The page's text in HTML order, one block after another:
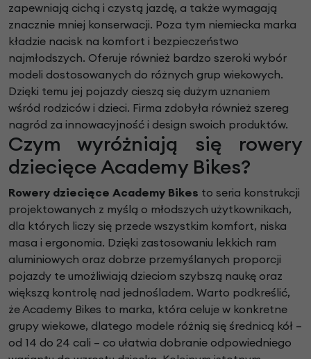
zapewniają cichą i czystą jazdę, a także wymagają
znacznie mniej konserwacji. Poza tym niemiecka marka
kładzie nacisk na komfort i bezpieczeństwo
najmłodszych. Oferuje również bardzo szeroki wybór
modeli dostosowanych do różnych grup wiekowych.
Dzięki temu jej pojazdy cieszą się dużym uznaniem
wśród rodziców i dzieci. Firma zdobyła również szereg
nagród za innowacyjność i design swoich produktów.
Czym wyróżniają się rowery
dziecięce Academy Bikes?
Rowery dziecięce Academy Bikes to seria konstrukcji
projektowanych z myślą o młodszych użytkownikach,
dla których liczy się przede wszystkim komfort, niska
masa i ergonomia. Dzięki zastosowaniu lekkich ram
aluminiowych oraz dobrze przemyślanych proporcji
pojazdy te umożliwiają dzieciom szybszą naukę oraz
większą kontrolę nad jednośladem. Warto podkreślić,
że Academy Bikes to marka, która celuje w konkretne
grupy wiekowe, dlatego modele różnią się średnicą kół –
od 14 do 24 cali – co ułatwia dobranie odpowiedniego